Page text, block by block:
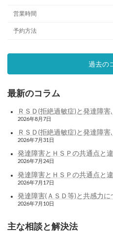
営業時間
予約方法
過去の
最新のコラム
ＲＳＤ(拒絶過敏症)と発達障
2026年8月7日
ＲＳＤ(拒絶過敏症)と発達障
2026年7月31日
発達障害とＨＳＰの共通点と
2026年7月24日
発達障害とＨＳＰの共通点と
2026年7月17日
発達障害(ＡＳＤ等)と共感力
2026年7月10日
主な相談と解決法